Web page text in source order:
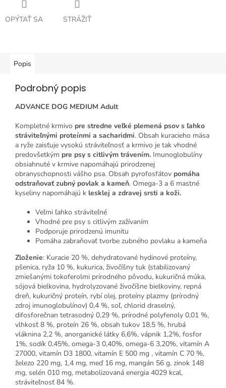
OPÝTAŤ SA STRÁŽIŤ
Popis
Podrobný popis
ADVANCE DOG MEDIUM Adult
Kompletné krmivo pre stredne veľké plemená psov s ľahko
stráviteľnými proteínmi a sacharidmi. Obsah kuracieho mäsa
a ryže zaisťuje vysokú stráviteľnosť a krmivo je tak vhodné
predovšetkým pre psy s citlivým trávením. Imunoglobulíny
obsiahnuté v krmive napomáhajú prirodzenej
obranyschopnosti vášho psa. Obsah pyrofosfátov pomáha
odstraňovať zubný povlak a kameň. Omega-3 a 6 mastné
kyseliny napomáhajú k lesklej a zdravej srsti a koži.
Veľmi ľahko stráviteľné
Vhodné pre psy s citlivým zažívaním
Podporuje prirodzenú imunitu
Pomáha zabraňovať tvorbe zubného povlaku a kameňa
Zloženie: Kuracie 20 %, dehydratované hydinové proteíny,
pšenica, ryža 10 %, kukurica, živočíšny tuk (stabilizovaný
zmiešanými tokoferolmi prírodného pôvodu, kukuričná múka,
sójová bielkovina, hydrolyzované živočíšne bielkoviny, repná
dreň, kukuričný proteín, rybí olej, proteíny plazmy (prírodný
zdroj imunoglobulínov) 0,4 %, soľ, chlorid draselný,
difosforečnan tetrasodný 0,29 %, prírodné polyfenoly 0,01 %,
vlhkosť 8 %, proteín 26 %, obsah tukov 18,5 %, hrubá
vláknina 2,2 %, anorganické látky 6,6%, vápnik 1,2%, fosfor
1%, sodík 0,45%, omega-3 0,40%, omega-6 3,20%, vitamín A
27000, vitamín D3 1800, vitamín E 500 mg , vitamín C 70 %,
železo 220 mg, 1,4 mg, meď 16 mg, mangán 56 g, zinok 148
mg, selén 010 mg, metabolizovaná energia 4029 kcal,
stráviteľnosť 84 %.